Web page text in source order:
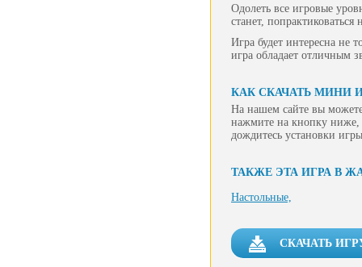
Одолеть все игровые
станет,
Игра будет интересна не
игра обладает отличным
КАК СКАЧАТЬ МИНИ
На нашем сайте вы
нажмите на кнопку ниже,
дождитесь установки
ТАКЖЕ ЭТА ИГРА В
Настольные,
СКАЧАТЬ